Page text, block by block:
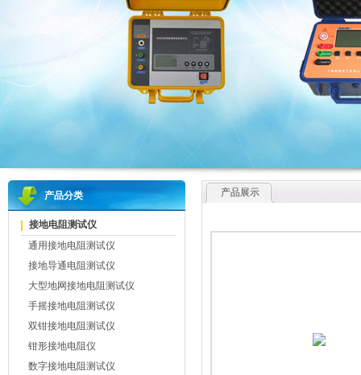
产品分类
接地电阻测试仪
通用接地电阻测试仪
接地导通电阻测试仪
大型地网接地电阻测试仪
手摇接地电阻测试仪
双钳接地电阻测试仪
钳形接地电阻仪
数字接地电阻测试仪
产品展示